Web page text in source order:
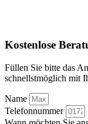
Kostenlose
Füllen Sie bitte das
schnellstmöglich mit
Name
Telefonnummer